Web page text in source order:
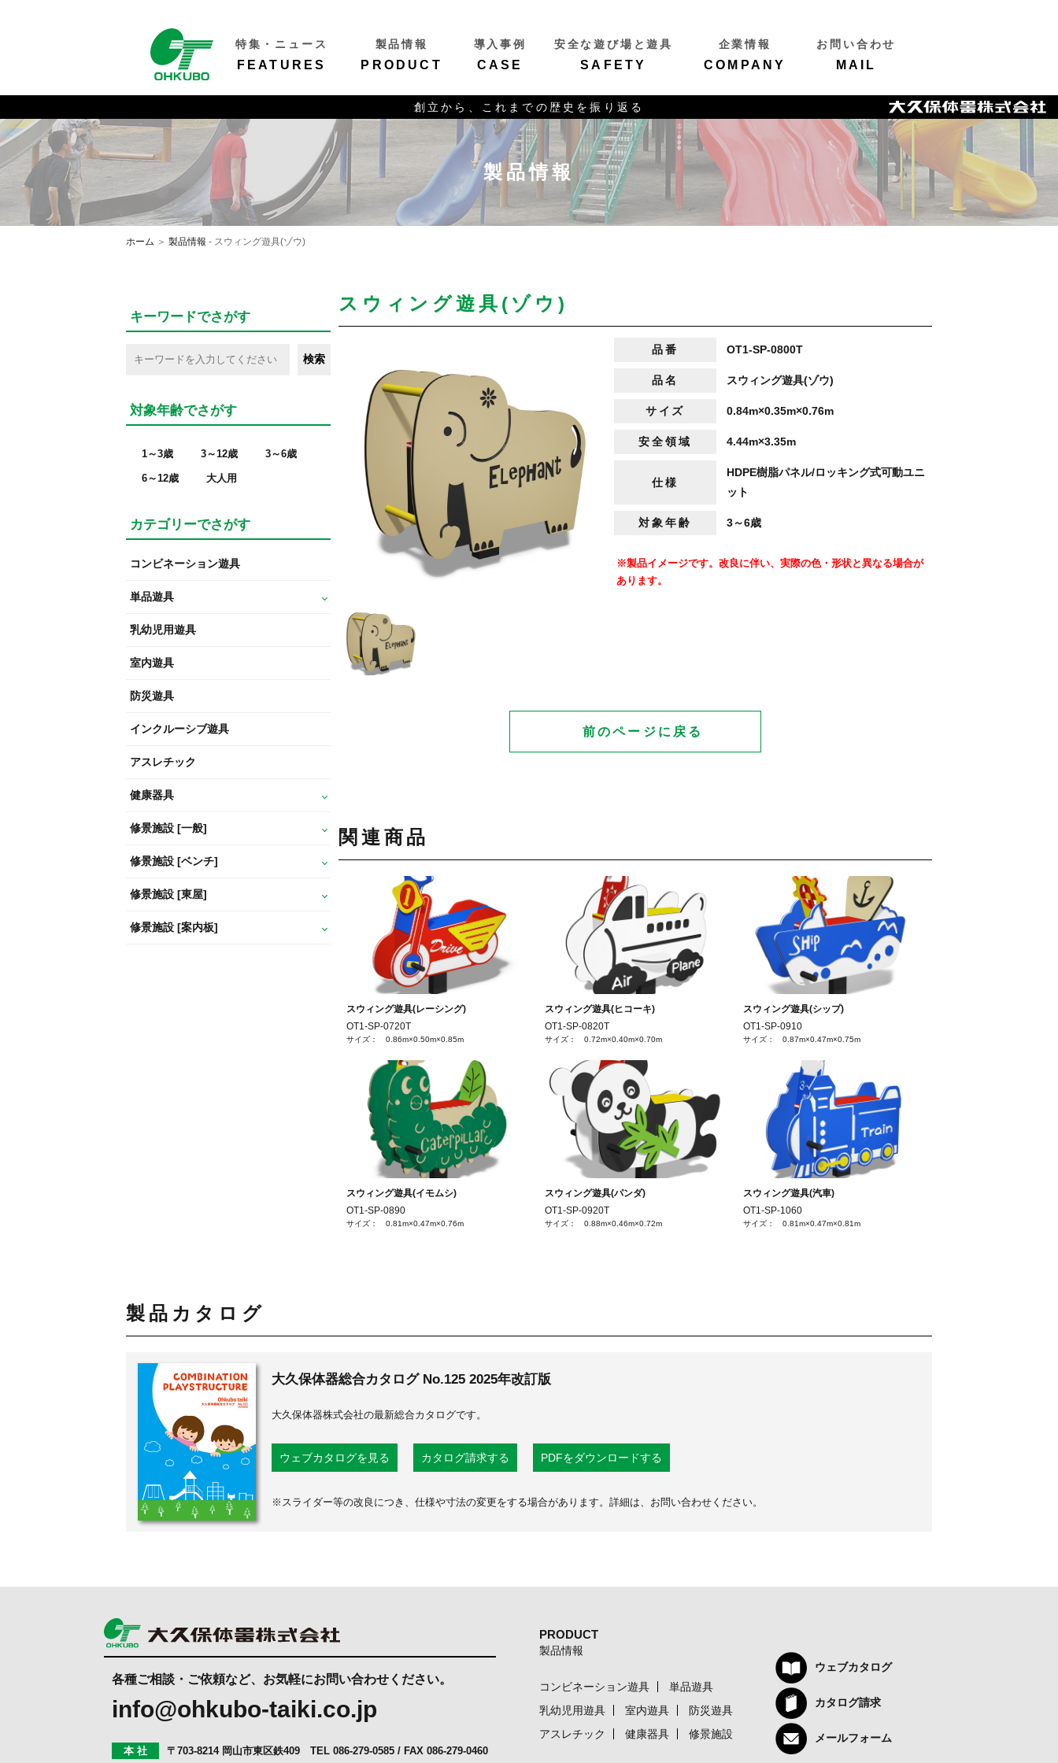
特集・ニュース
FEATURES
製品情報
PRODUCT
導入事例
CASE
安全な遊び場と遊具
SAFETY
企業情報
COMPANY
お問い合わせ
MAIL
創立から、これまでの歴史を振り返る
製品情報
ホーム ＞ 製品情報 - スウィング遊具(ゾウ)
キーワードでさがす
対象年齢でさがす
1～3歳 3～12歳 3～6歳
6～12歳 大人用
カテゴリーでさがす
コンビネーション遊具
単品遊具
乳幼児用遊具
室内遊具
防災遊具
インクルーシブ遊具
アスレチック
健康器具
修景施設 [一般]
修景施設 [ベンチ]
修景施設 [東屋]
修景施設 [案内板]
スウィング遊具(ゾウ)
品番 OT1-SP-0800T
品名 スウィング遊具(ゾウ)
サイズ 0.84m×0.35m×0.76m
安全領域 4.44m×3.35m
仕様
HDPE樹脂パネル/ロッキング式可動ユニ
ット
対象年齢 3～6歳
※製品イメージです。改良に伴い、実際の色・形状と異なる場合が
あります。
前のページに戻る
関連商品
スウィング遊具(レーシング)
OT1-SP-0720T
サイズ： 0.86m×0.50m×0.85m
スウィング遊具(ヒコーキ)
OT1-SP-0820T
サイズ： 0.72m×0.40m×0.70m
スウィング遊具(シップ)
OT1-SP-0910
サイズ： 0.87m×0.47m×0.75m
スウィング遊具(イモムシ)
OT1-SP-0890
サイズ： 0.81m×0.47m×0.76m
スウィング遊具(パンダ)
OT1-SP-0920T
サイズ： 0.88m×0.46m×0.72m
スウィング遊具(汽車)
OT1-SP-1060
サイズ： 0.81m×0.47m×0.81m
製品カタログ
大久保体器総合カタログ No.125 2025年改訂版
大久保体器株式会社の最新総合カタログです。
ウェブカタログを見る カタログ請求する PDFをダウンロードする
※スライダー等の改良につき、仕様や寸法の変更をする場合があります。詳細は、お問い合わせください。
各種ご相談・ご依頼など、お気軽にお問い合わせください。
info@ohkubo-taiki.co.jp
本 社 〒703-8214 岡山市東区鉄409 TEL 086-279-0585 / FAX 086-279-0460
PRODUCT
製品情報
コンビネーション遊具
単品遊具
乳幼児用遊具
室内遊具
防災遊具
アスレチック
健康器具 修景施設
ウェブカタログ
カタログ請求
メールフォーム